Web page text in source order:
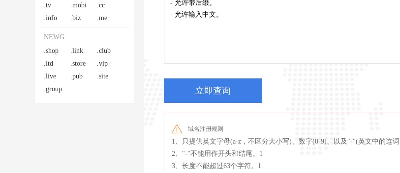
.tv
.mobi
.cc
.info
.biz .me
NEWG
.shop
.link
.club
.ltd
.store
.vip
.live
.pub
.site
.group
立即查询
域名注册规则
1、只提供英文字母(a-z，不区分大小写)、数字(0-9)、以及"-"(英文中的连
2、"-"不能用作开头和结尾。1
3、长度不能超过63个字符。1